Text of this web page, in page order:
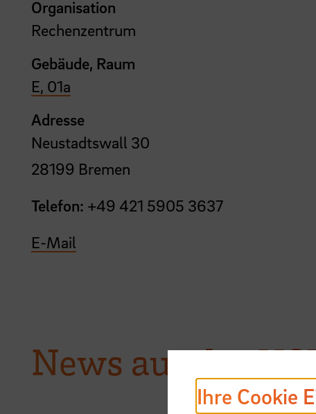
Organisation
Rechenzentrum
Gebäude, Raum
E, 01a
Adresse
Neustadtswall 30
28199 Bremen
Telefon: +49 421 5905 3637
E-Mail
News aus der
Ihre Cookie